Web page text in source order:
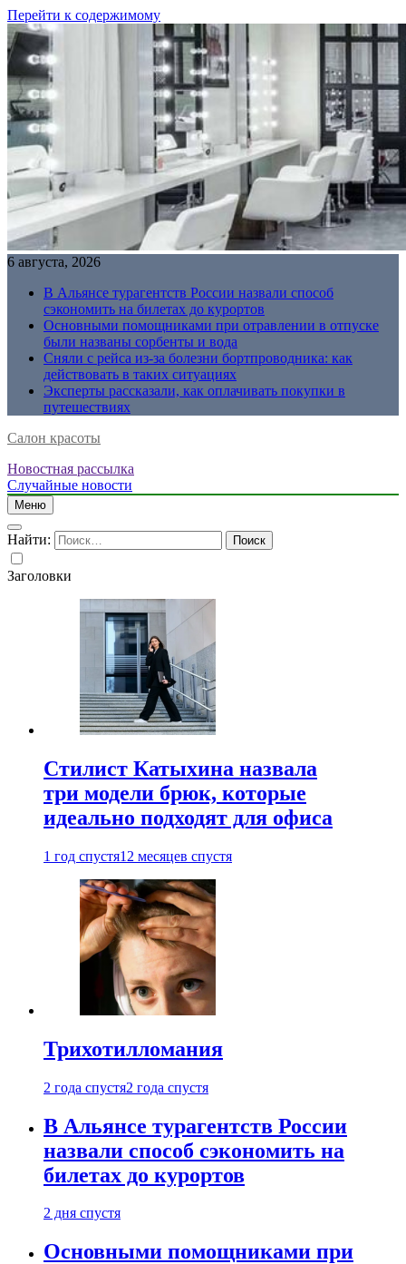
Перейти к содержимому
6 августа, 2026
В Альянсе турагентств России назвали способ
сэкономить на билетах до курортов
Основными помощниками при отравлении в отпуске
были названы сорбенты и вода
Сняли с рейса из-за болезни бортпроводника: как
действовать в таких ситуациях
Эксперты рассказали, как оплачивать покупки в
путешествиях
Салон красоты
Новостная рассылка
Случайные новости
Меню
Найти:
Заголовки
Стилист Катыхина назвала
три модели брюк, которые
идеально подходят для офиса
1 год спустя12 месяцев спустя
Трихотилломания
2 года спустя2 года спустя
В Альянсе турагентств России
назвали способ сэкономить на
билетах до курортов
2 дня спустя
Основными помощниками при